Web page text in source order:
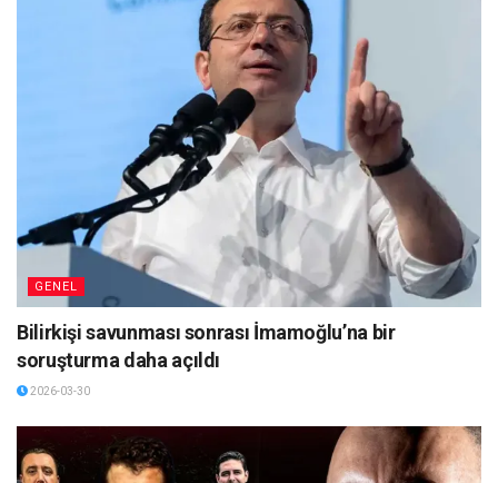
GENEL
Bilirkişi savunması sonrası İmamoğlu’na bir
soruşturma daha açıldı
2026-03-30